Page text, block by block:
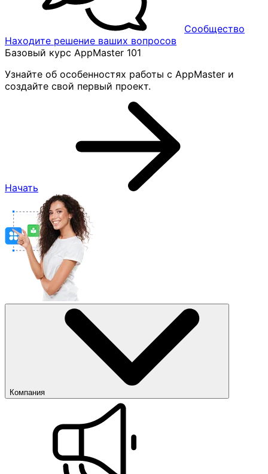
Сообщество
Находите решение ваших вопросов
Базовый курс AppMaster 101
Узнайте об особенностях работы с AppMaster и
создайте свой первый проект.
Начать
Компания